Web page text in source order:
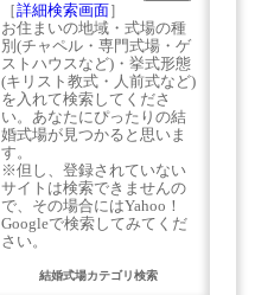
［詳細検索画面］
お住まいの地域・式場の種
別(チャペル・専門式場・ゲ
ストハウスなど)・挙式形態
(キリスト教式・人前式など)
を入れて検索してくださ
い。あなたにぴったりの結
婚式場が見つかると思いま
す。
※但し、登録されていない
サイトは検索できませんの
で、その場合にはYahoo！
Googleで検索してみてくだ
さい。
結婚式場カテゴリ検索